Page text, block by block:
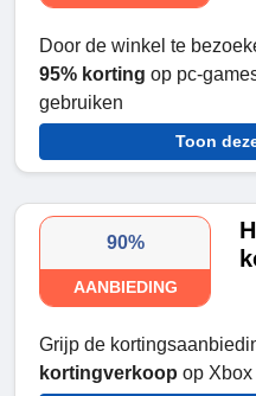
Door de winkel te
95% korting op pc-
gebruiken
Toon
90%
AANBIEDING
Grijp de
kortingverkoop op